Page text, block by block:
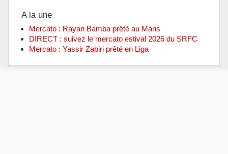
A la une
Mercato : Rayan Bamba prêté au Mans
DIRECT : suivez le mercato estival 2026 du SRFC
Mercato : Yassir Zabiri prêté en Liga